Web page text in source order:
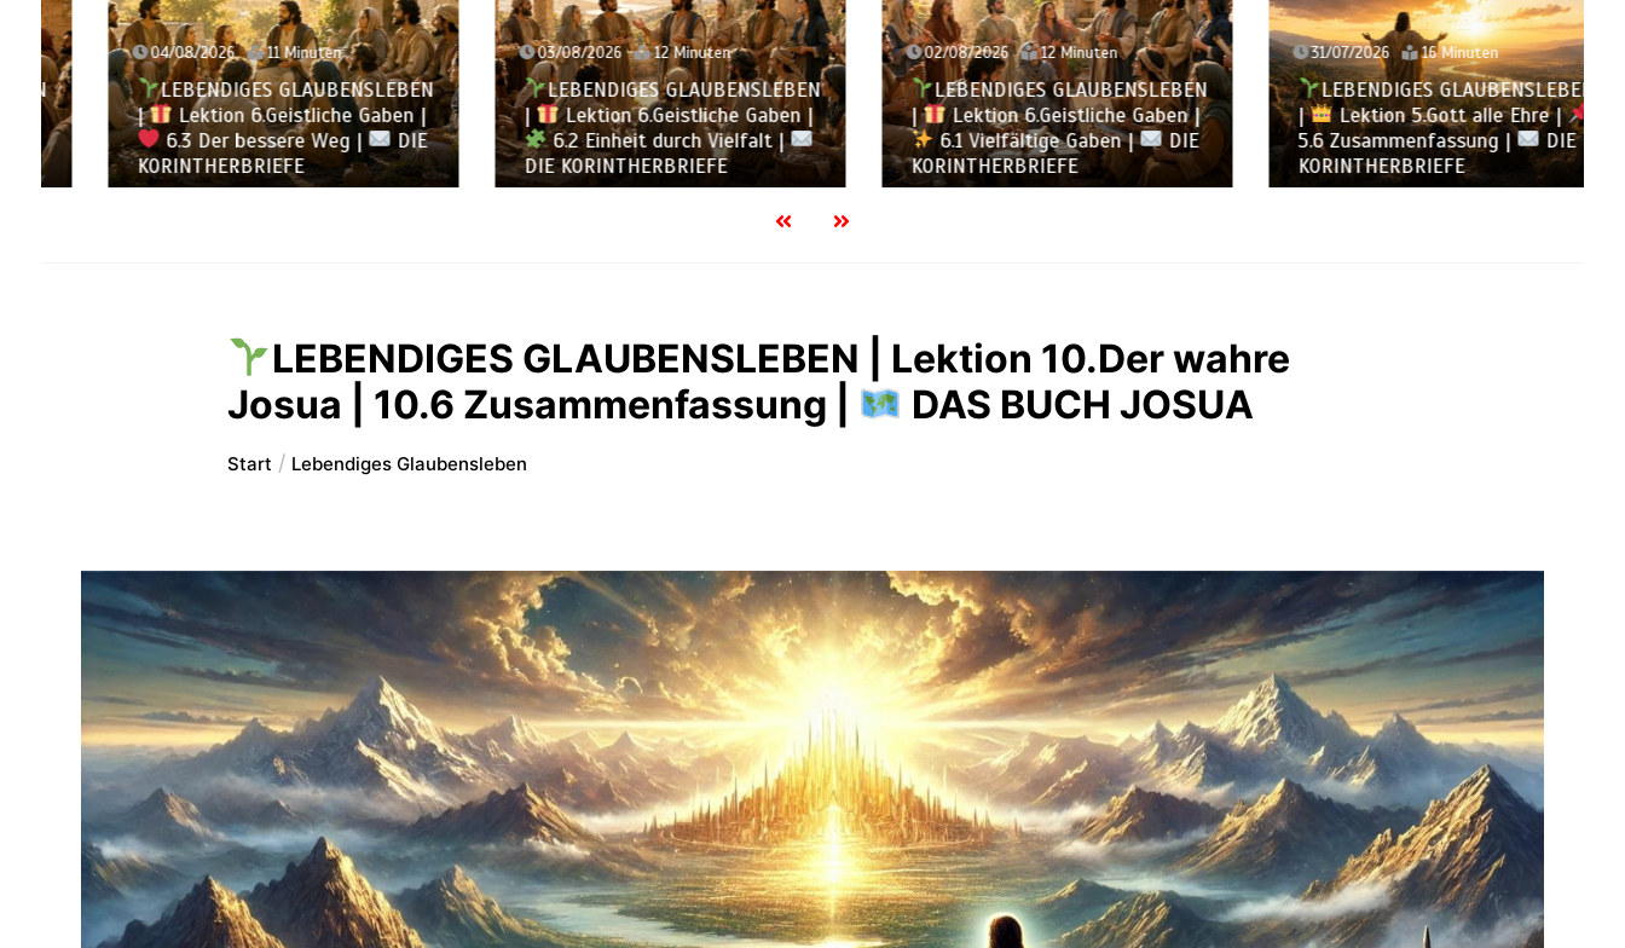
04/08/2026 11 Minuten
LEBENDIGES GLAUBENSLEBEN
Lektion 6.Geistliche Gaben |
6.3 Der bessere Weg |
DIE
KORINTHERBRIEFE
03/08/2026 12 Minuten
LEBENDIGES GLAUBENSLEBEN
Lektion 6.Geistliche Gaben |
6.2 Einheit durch Vielfalt |
DIE KORINTHERBRIEFE
02/08/2026 12 Minuten
LEBENDIGES GLAUBENSLEBEN
Lektion 6.Geistliche Gaben |
6.1 Vielfältige Gaben |
DIE
KORINTHERBRIEFE
31/07/2026 16 Minuten
LEBENDIGES GLAUBENSLEBEN
Lektion 5.Gott alle Ehre |
5.6 Zusammenfassung |
DIE
KORINTHERBRIEFE
LEBENDIGES GLAUBENSLEBEN | Lektion 10.Der wahre
Josua | 10.6 Zusammenfassung |
DAS BUCH JOSUA
Start Lebendiges Glaubensleben